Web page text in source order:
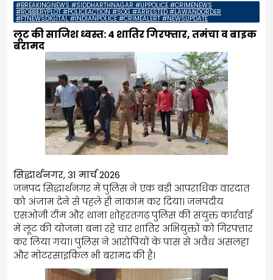
#BREAKINGNEWS #SIDDHARTHNAGAR #UPPOLICE #CRIMENEWS
#ROBBERYPLOT #POLICEACTION #SOG #ARRESTED #LAWANDORDER
#FTNEWSDIGITAL #INDIANPOLICE #CRIMEALERT #NEWSUPDATE
लूट की साजिश ध्वस्त: 4 शातिर गिरफ्तार, तमंचा व बाइक
बरामद
सिद्धार्थनगर, 31 मार्च 2026
जनपद सिद्धार्थनगर में पुलिस ने एक बड़ी आपराधिक वारदात
को अंजाम देने से पहले ही नाकाम कर दिया। जनपदीय
एसओजी टीम और थाना शोहरतगढ़ पुलिस की संयुक्त कार्रवाई
में लूट की योजना बना रहे चार शातिर अभियुक्तों को गिरफ्तार
कर लिया गया। पुलिस ने आरोपियों के पास से अवैध असलहा
और मोटरसाइकिल भी बरामद की है।